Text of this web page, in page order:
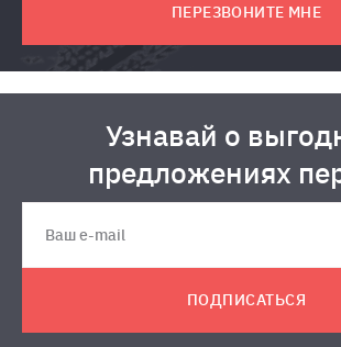
ПЕРЕЗВОНИТЕ МНЕ
Узнавай о
предложениях
ПОДПИСАТЬСЯ